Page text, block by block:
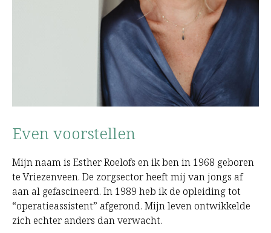
Even voorstellen
Mijn naam is Esther Roelofs en ik ben in 1968 geboren
te Vriezenveen. De zorgsector heeft mij van jongs af
aan al gefascineerd. In 1989 heb ik de opleiding tot
“operatieassistent” afgerond. Mijn leven ontwikkelde
zich echter anders dan verwacht.